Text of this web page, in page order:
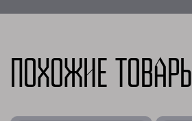
Похожие товары